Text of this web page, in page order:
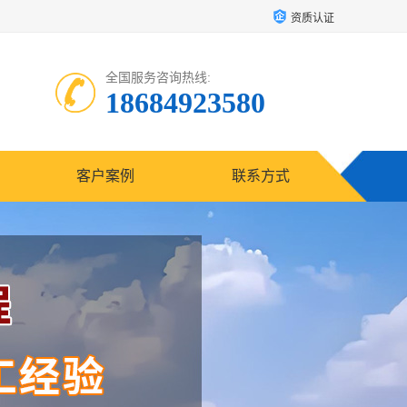
资质认证
全国服务咨询热线:
18684923580
客户案例 联系方式